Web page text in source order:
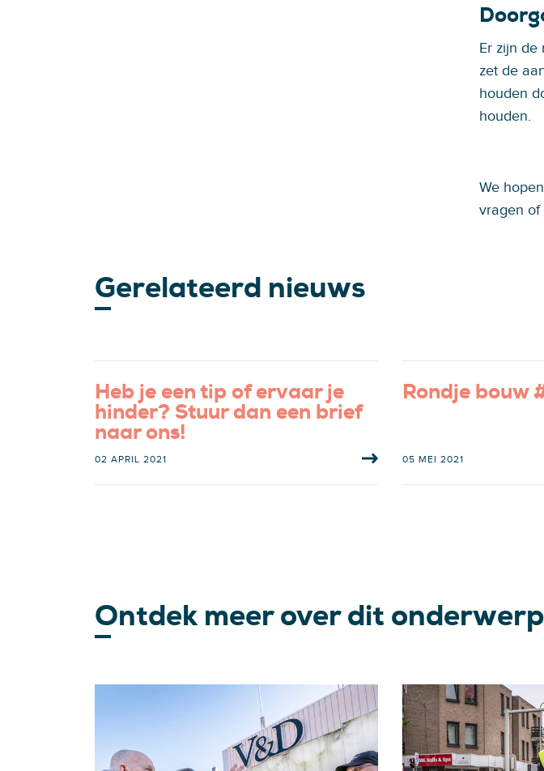
Er zijn
zet de
houden
houden.
We
vragen of
Gerelateerd nieuws
Heb je een tip of ervaar je
hinder? Stuur dan een brief
naar ons!
02 APRIL 2021
Rondje bouw
05 MEI 2021
Ontdek meer over dit onderwerp